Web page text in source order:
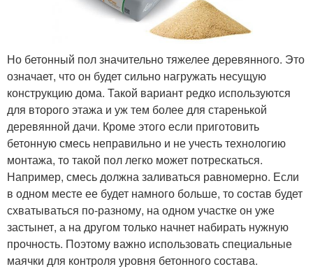
Но бетонный пол значительно тяжелее деревянного. Это
означает, что он будет сильно нагружать несущую
конструкцию дома. Такой вариант редко используются
для второго этажа и уж тем более для старенькой
деревянной дачи. Кроме этого если приготовить
бетонную смесь неправильно и не учесть технологию
монтажа, то такой пол легко может потрескаться.
Например, смесь должна заливаться равномерно. Если
в одном месте ее будет намного больше, то состав будет
схватываться по-разному, на одном участке он уже
застынет, а на другом только начнет набирать нужную
прочность. Поэтому важно использовать специальные
маячки для контроля уровня бетонного состава.